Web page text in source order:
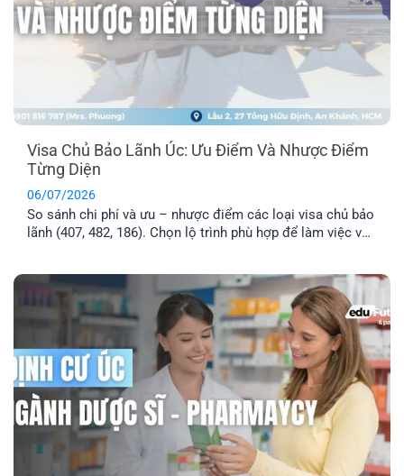
Visa Chủ Bảo Lãnh Úc: Ưu Điểm Và Nhược Điểm
Từng Diện
06/07/2026
So sánh chi phí và ưu – nhược điểm các loại visa chủ bảo
lãnh (407, 482, 186). Chọn lộ trình phù hợp để làm việc và